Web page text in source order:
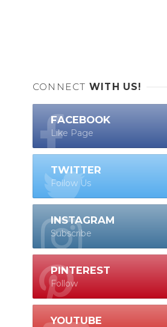
CONNECT WITH US!
FACEBOOK
Like Page
TWITTER
Follow Us
INSTAGRAM
Subscribe
PINTEREST
Follow
YOUTUBE